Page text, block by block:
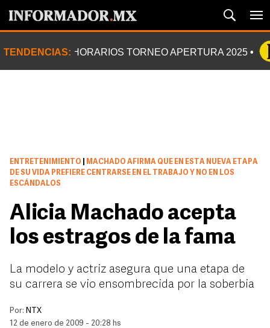
TENDENCIAS: HORARIOS TORNEO APERTURA 2025
ENTRETENIMIENTO
MACHADO AFIRMA QUE EN ESTA NUEVA ETAPA
DE SU VIDA PREFIERE CENTRARSE EN EL TRABAJO Y NO EN LOS
ESCÁNDALOS
Alicia Machado acepta
los estragos de la fama
La modelo y actriz asegura que una etapa de
su carrera se vio ensombrecida por la soberbia
Por: NTX
12 de enero de 2009 - 20:28 hs